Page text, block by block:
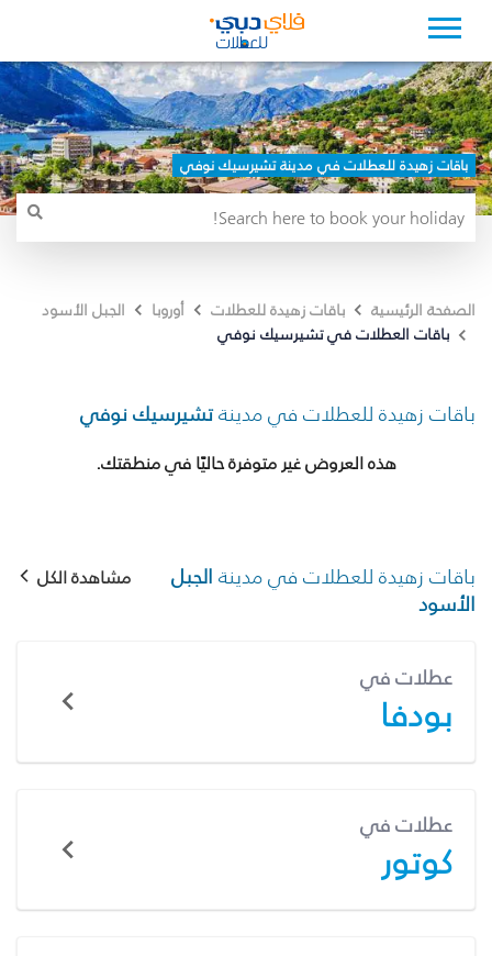
باقات زهيدة للعطلات في مدينة تشيرسيك نوفي
الصفحة الرئيسية باقات زهيدة للعطلات أوروبا
الجبل الأسود
باقات العطلات في تشيرسيك نوفي
باقات زهيدة للعطلات في مدينةتشيرسيك نوفي
هذه العروض غير متوفرة حاليًا في منطقتك.
باقات زهيدة للعطلات في مدينة الجبل
الأسود
مشاهدة الكل
عطلات في
بودفا
عطلات في
كوتور